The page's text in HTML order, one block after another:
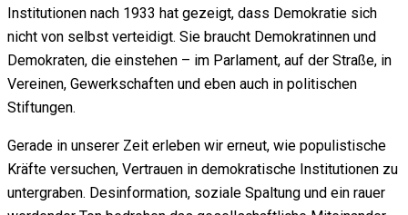
Institutionen nach 1933 hat gezeigt, dass Demokratie sich
nicht von selbst verteidigt. Sie braucht Demokratinnen und
Demokraten, die einstehen – im Parlament, auf der Straße, in
Vereinen, Gewerkschaften und eben auch in politischen
Stiftungen.
Gerade in unserer Zeit erleben wir erneut, wie populistische
Kräfte versuchen, Vertrauen in demokratische Institutionen zu
untergraben. Desinformation, soziale Spaltung und ein rauer